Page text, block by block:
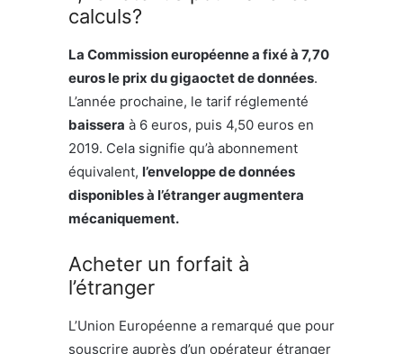
calculs?
La Commission européenne a fixé à 7,70
euros le prix du gigaoctet de données.
L’année prochaine, le tarif réglementé
baissera à 6 euros, puis 4,50 euros en
2019. Cela signifie qu’à abonnement
équivalent, l’enveloppe de données
disponibles à l’étranger augmentera
mécaniquement.
Acheter un forfait à
l’étranger
L’Union Européenne a remarqué que pour
souscrire auprès d’un opérateur étranger